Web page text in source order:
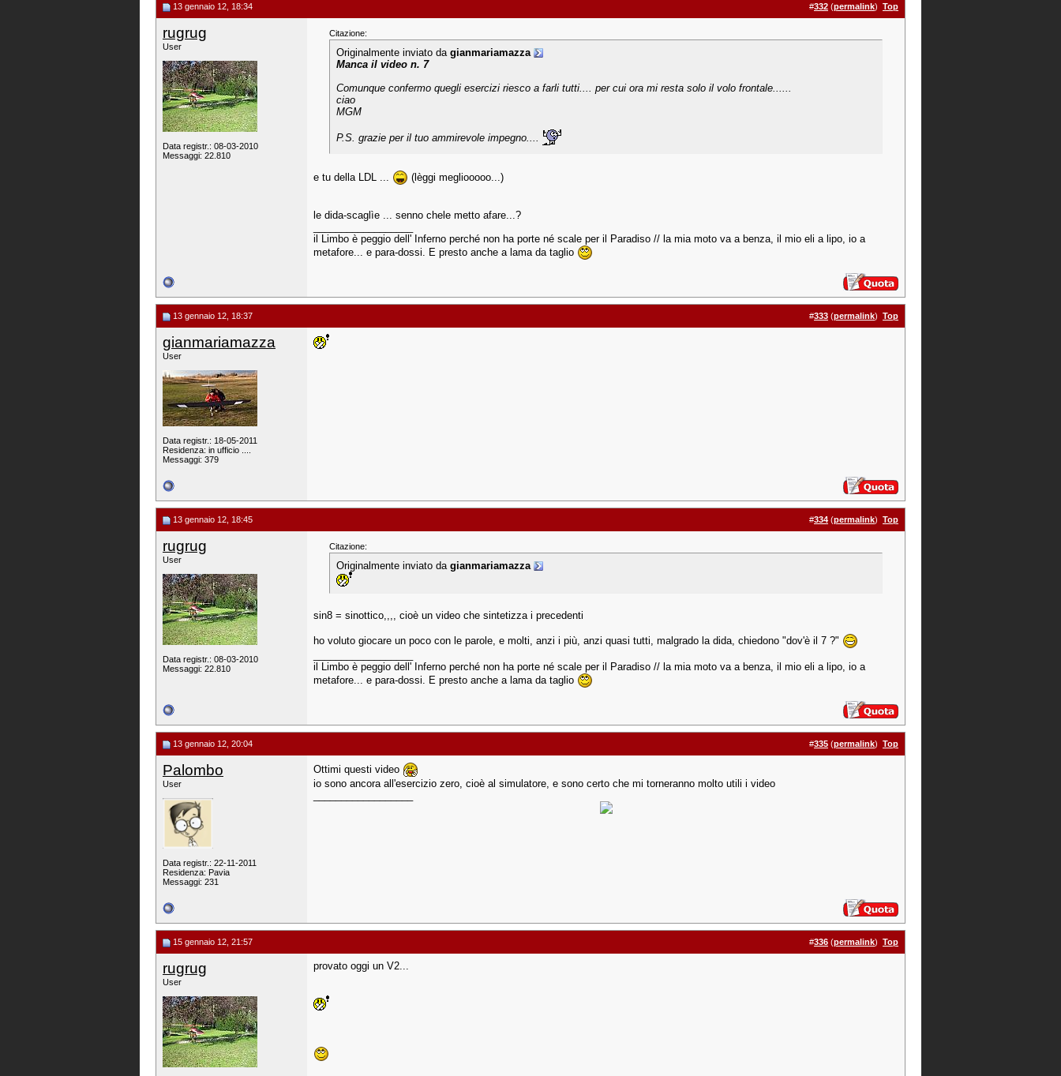
13 gennaio 12, 18:34 #332 (permalink) Top
rugrug
User
Data registr.: 08-03-2010
Messaggi: 22.810
Citazione:
Originalmente inviato da gianmariamazza
Manca il video n. 7
Comunque confermo quegli esercizi riesco a farli tutti.... per cui ora mi resta solo il volo frontale......
ciao
MGM
P.S. grazie per il tuo ammirevole impegno....
e tu della LDL ... (lèggi megliooooo...)
le dida-scaglìe ... senno chele metto afare...?
il Limbo è peggio dell' Inferno perché non ha porte né scale per il Paradiso // la mia moto va a benza, il mio eli a lipo, io a
metafore... e para-dossi. E presto anche a lama da taglio
13 gennaio 12, 18:37 #333 (permalink) Top
gianmariamazza
User
Data registr.: 18-05-2011
Residenza: in ufficio ....
Messaggi: 379
13 gennaio 12, 18:45 #334 (permalink) Top
rugrug
User
Data registr.: 08-03-2010
Messaggi: 22.810
Citazione:
Originalmente inviato da gianmariamazza
sin8 = sinottico,,,, cioè un video che sintetizza i precedenti
ho voluto giocare un poco con le parole, e molti, anzi i più, anzi quasi tutti, malgrado la dida, chiedono "dov'è il 7 ?"
il Limbo è peggio dell' Inferno perché non ha porte né scale per il Paradiso // la mia moto va a benza, il mio eli a lipo, io a
metafore... e para-dossi. E presto anche a lama da taglio
13 gennaio 12, 20:04 #335 (permalink) Top
Palombo
User
Data registr.: 22-11-2011
Residenza: Pavia
Messaggi: 231
Ottimi questi video
io sono ancora all'esercizio zero, cioè al simulatore, e sono certo che mi torneranno molto utili i video
15 gennaio 12, 21:57 #336 (permalink) Top
rugrug
User
provato oggi un V2...